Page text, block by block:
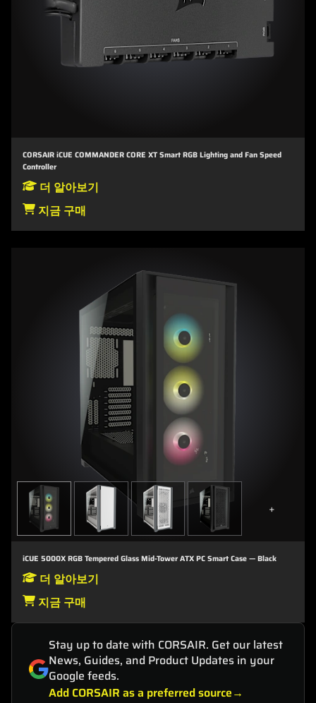
CORSAIR iCUE COMMANDER CORE XT Smart RGB Lighting and Fan Speed
Controller
더 알아보기
지금 구매
+
iCUE 5000X RGB Tempered Glass Mid-Tower ATX PC Smart Case — Black
더 알아보기
지금 구매
Stay up to date with CORSAIR. Get our latest
News, Guides, and Product Updates in your
Google feeds.
Add CORSAIR as a preferred source